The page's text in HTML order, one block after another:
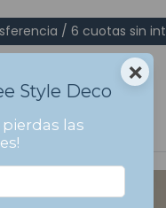
/ 6 cuotas sin
×
Style Deco
pierdas las